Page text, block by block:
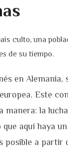
culto, una
de su tiempo.
en
Este
la
aquí haya
posible a